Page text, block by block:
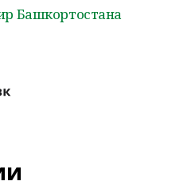
Башкортостана